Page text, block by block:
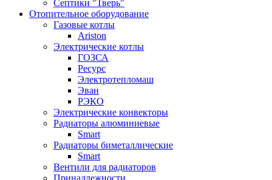
Септики "Тверь"
Отопительное оборудование
Газовые котлы
Ariston
Электрические котлы
ГОЗСА
Ресурс
Электротепломаш
Эван
РЭКО
Электрические конвекторы
Радиаторы алюминиевые
Smart
Радиаторы биметаллические
Smart
Вентили для радиаторов
Принадлежности